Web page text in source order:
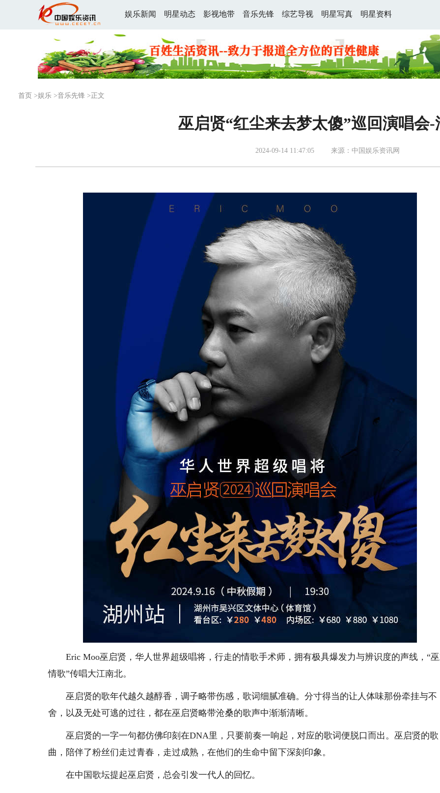
娱乐新闻 明星动态 影视地带 音乐先锋 综艺导视 明星写真 明星资料
首页 >娱乐 >音乐先锋 >正文
巫启贤“红尘来去梦太傻”巡回演唱会-
2024-09-14 11:47:05 来源：中国娱乐资讯网
Eric Moo巫启贤，华人世界超级唱将，行走的情歌手术师，拥有极具爆发力与辨识度的声线，“
情歌”传唱大江南北。
巫启贤的歌年代越久越醇香，调子略带伤感，歌词细腻准确。分寸得当的让人体味那份牵挂与不
舍，以及无处可逃的过往，都在巫启贤略带沧桑的歌声中渐渐清晰。
巫启贤的一字一句都仿佛印刻在DNA里，只要前奏一响起，对应的歌词便脱口而出。巫启贤的歌
曲，陪伴了粉丝们走过青春，走过成熟，在他们的生命中留下深刻印象。
在中国歌坛提起巫启贤，总会引发一代人的回忆。